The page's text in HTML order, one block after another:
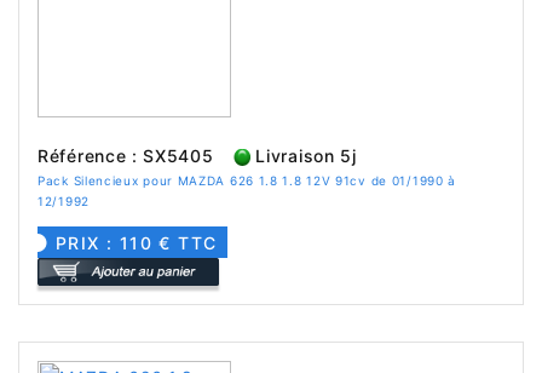
Référence : SX5405 Livraison 5j
Pack Silencieux pour MAZDA 626 1.8 1.8 12V 91cv de 01/1990 à
12/1992
PRIX : 110 € TTC